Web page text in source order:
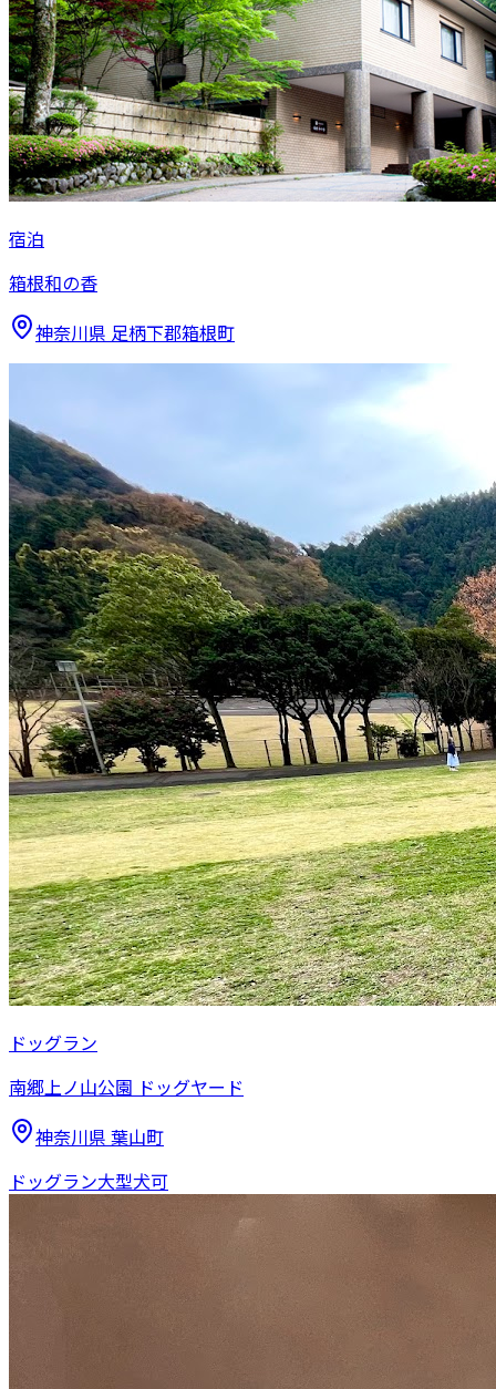
宿泊
箱根和の香
神奈川県 足柄下郡箱根町
ドッグラン
南郷上ノ山公園 ドッグヤード
神奈川県 葉山町
ドッグラン大型犬可